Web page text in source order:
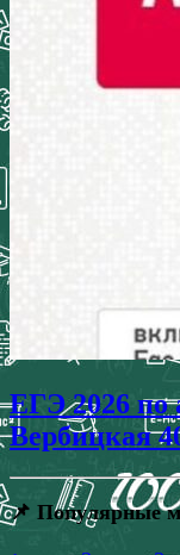
ЕГЭ 2026 по
Вербицкая
📌 Популярные